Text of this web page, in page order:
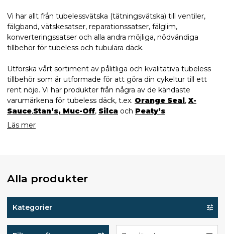
Vi har allt från tubelessvätska (tätningsvätska) till ventiler,
fälgband, vätskesatser, reparationssatser, fälglim,
konverteringssatser och alla andra möjliga, nödvändiga
tillbehör för tubeless och tubulära däck.
Utforska vårt sortiment av pålitliga och kvalitativa tubeless
tillbehör som är utformade för att göra din cykeltur till ett
rent nöje. Vi har produkter från några av de kändaste
varumärkena för tubeless däck, t.ex. Orange Seal, X-
Sauce,Stan’s, Muc-Off, Silca och Peaty’s.
Läs mer
Alla produkter
Kategorier